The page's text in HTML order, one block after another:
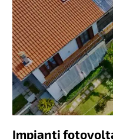
Impianti